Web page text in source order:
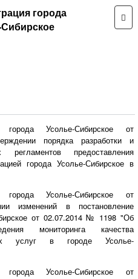
города
города Усолье-Сибирское от
порядка разработки и
регламентов предоставления
города Усолье-Сибирское в
города Усолье-Сибирское от
изменений в постановление
от 02.07.2014 № 1198 "Об
мониторинга качества
услуг в городе Усолье-
города Усолье-Сибирское от